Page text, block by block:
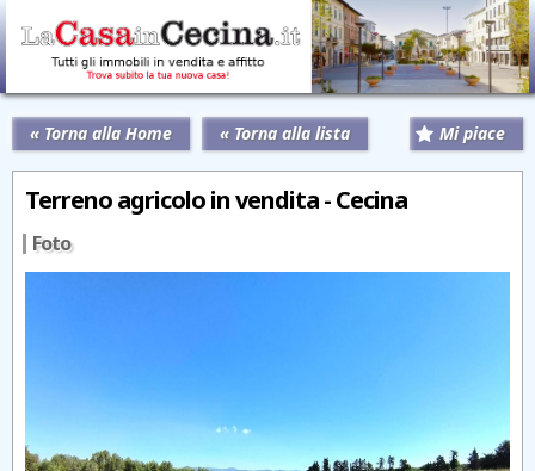
« Torna alla Home « Torna alla lista Mi piace
Terreno agricolo in vendita - Cecina
Foto